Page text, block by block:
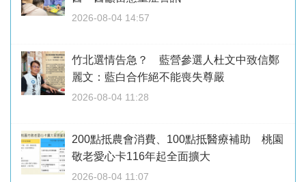
2026-08-04 14:57
竹北選情告急？ 藍營參選人杜文中致信鄭
麗文：藍白合作絕不能喪失尊嚴
2026-08-04 11:28
200點抵農會消費、100點抵醫療補助 桃園
敬老愛心卡116年起全面擴大
2026-08-04 11:07